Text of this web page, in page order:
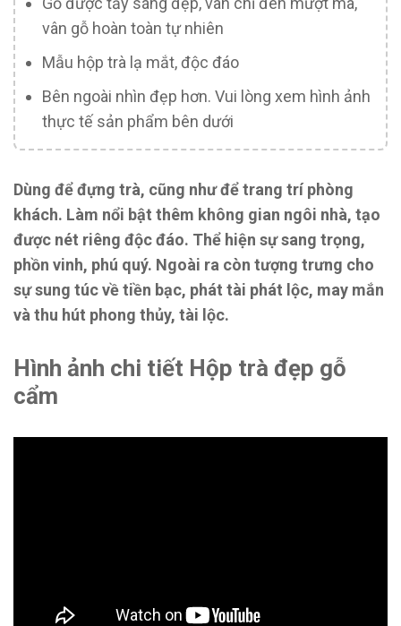
vân gỗ hoàn toàn tự nhiên
Mẫu hộp trà lạ mắt, độc đáo
Bên ngoài nhìn đẹp hơn. Vui lòng xem hình ảnh
thực tế sản phẩm bên dưới
Dùng để đựng trà, cũng như để trang trí phòng
khách. Làm nổi bật thêm không gian ngôi nhà, tạo
được nét riêng độc đáo. Thể hiện sự sang trọng,
phồn vinh, phú quý. Ngoài ra còn tượng trưng cho
sự sung túc về tiền bạc, phát tài phát lộc, may mắn
và thu hút phong thủy, tài lộc.
Hình ảnh chi tiết Hộp trà đẹp gỗ
cẩm